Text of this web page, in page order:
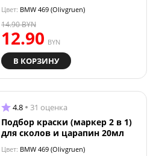
Цвет: BMW 469 (Olivgruen)
12.90 BYN
14.90BYN
В КОРЗИНУ
4.8 31 оценка
Подбор краски (маркер 2 в 1)
для сколов и царапин 20мл
Цвет: BMW 469 (Olivgruen)